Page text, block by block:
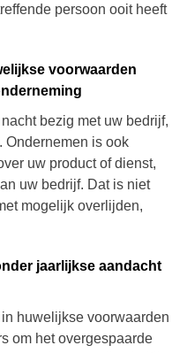
persoon ooit heeft
voorwaarden
bezig met uw bedrijf,
Ondernemen is ook
uw product of dienst,
uw bedrijf. Dat is niet
mogelijk overlijden,
jaarlijkse aandacht
huwelijkse voorwaarden
om het overgespaarde